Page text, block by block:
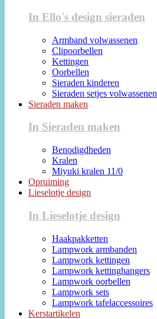
In Ello's design sieraden
Armband volwassenen
Clipoorbellen
Kettingen
Oorbellen
Sieraden kinderen
Sieraden setjes volwassenen
Sieraden maken
In Sieraden maken
Benodigdheden
Kralen
Miyuki kralen 11/0
Opruiming
Lieselotje design
In Lieselotje design
Haakpakketten
Lampwork armbanden
Lampwork kettingen
Lampwork kettinghangers
Lampwork oorbellen
Lampwork sets
Lampwork tafelaccessoires
Kerstartikelen